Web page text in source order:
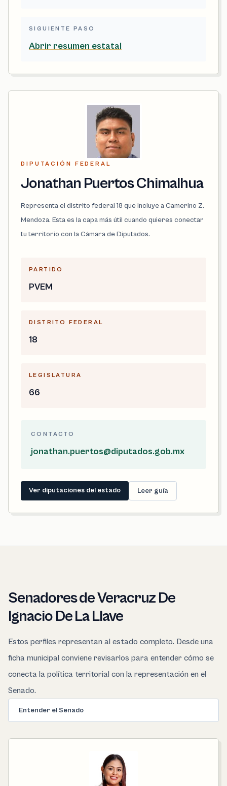
SIGUIENTE PASO
Abrir resumen estatal
DIPUTACIÓN FEDERAL
Jonathan Puertos Chimalhua
Representa el distrito federal 18 que incluye a Camerino Z.
Mendoza. Esta es la capa más útil cuando quieres conectar
tu territorio con la Cámara de Diputados.
PARTIDO
PVEM
DISTRITO FEDERAL
18
LEGISLATURA
66
CONTACTO
jonathan.puertos@diputados.gob.mx
Ver diputaciones del estado Leer guía
Senadores de Veracruz De
Ignacio De La Llave
Estos perfiles representan al estado completo. Desde una
ficha municipal conviene revisarlos para entender cómo se
conecta la política territorial con la representación en el
Senado.
Entender el Senado